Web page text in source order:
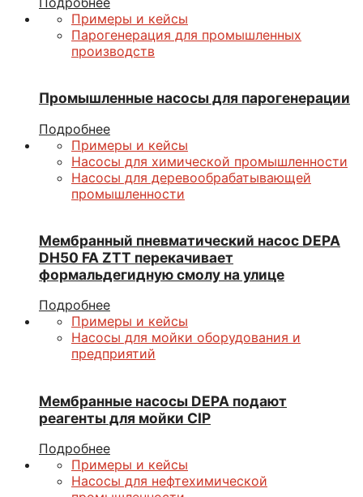
Примеры и кейсы
Парогенерация для промышленных
производств
Промышленные насосы для парогенерации
Подробнее
Примеры и кейсы
Насосы для химической промышленности
Насосы для деревообрабатывающей
промышленности
Мембранный пневматический насос DEPA
DН50 FA ZTT перекачивает
формальдегидную смолу на улице
Подробнее
Примеры и кейсы
Насосы для мойки оборудования и
предприятий
Мембранные насосы DEPA подают
реагенты для мойки CIP
Подробнее
Примеры и кейсы
Насосы для нефтехимической